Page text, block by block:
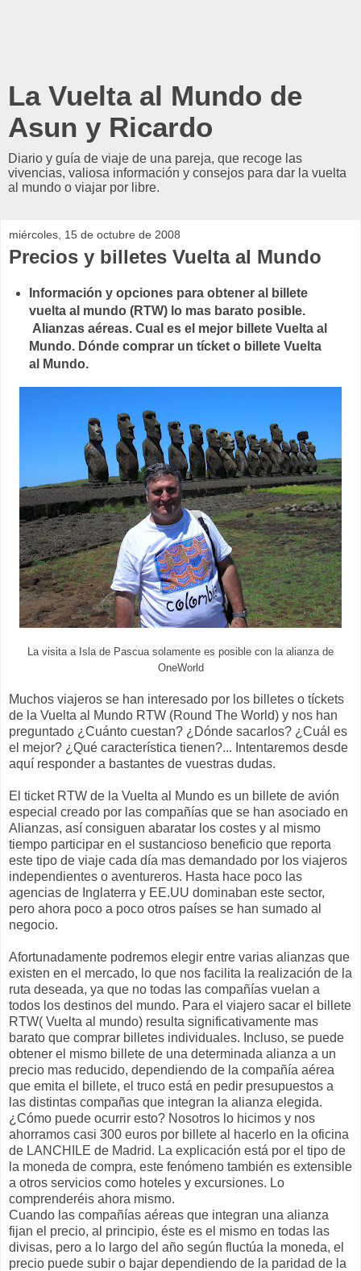
La Vuelta al Mundo de
Asun y Ricardo
Diario y guía de viaje de una pareja, que recoge las
vivencias, valiosa información y consejos para dar la vuelta
al mundo o viajar por libre.
miércoles, 15 de octubre de 2008
Precios y billetes Vuelta al Mundo
Información y opciones para obtener al billete
vuelta al mundo (RTW) lo mas barato posible.
Alianzas aéreas. Cual es el mejor billete Vuelta al
Mundo. Dónde comprar un tícket o billete Vuelta
al Mundo.
La visita a Isla de Pascua solamente es posible con la alianza de
OneWorld
Muchos viajeros se han interesado por los billetes o tíckets
de la Vuelta al Mundo RTW (Round The World) y nos han
preguntado ¿Cuánto cuestan? ¿Dónde sacarlos? ¿Cuál es
el mejor? ¿Qué característica tienen?... Intentaremos desde
aquí responder a bastantes de vuestras dudas.
El ticket RTW de la Vuelta al Mundo es un billete de avión
especial creado por las compañías que se han asociado en
Alianzas, así consiguen abaratar los costes y al mismo
tiempo participar en el sustancioso beneficio que reporta
este tipo de viaje cada día mas demandado por los viajeros
independientes o aventureros. Hasta hace poco las
agencias de Inglaterra y EE.UU dominaban este sector,
pero ahora poco a poco otros países se han sumado al
negocio.
Afortunadamente podremos elegir entre varias alianzas que
existen en el mercado, lo que nos facilita la realización de la
ruta deseada, ya que no todas las compañías vuelan a
todos los destinos del mundo. Para el viajero sacar el billete
RTW( Vuelta al mundo) resulta significativamente mas
barato que comprar billetes individuales. Incluso, se puede
obtener el mismo billete de una determinada alianza a un
precio mas reducido, dependiendo de la compañía aérea
que emita el billete, el truco está en pedir presupuestos a
las distintas compañas que integran la alianza elegida.
¿Cómo puede ocurrir esto? Nosotros lo hicimos y nos
ahorramos casi 300 euros por billete al hacerlo en la oficina
de LANCHILE de Madrid. La explicación está por el tipo de
la moneda de compra, este fenómeno también es extensible
a otros servicios como hoteles y excursiones. Lo
comprenderéis ahora mismo.
Cuando las compañías aéreas que integran una alianza
fijan el precio, al principio, éste es el mismo en todas las
divisas, pero a lo largo del año según fluctúa la moneda, el
precio puede subir o bajar dependiendo de la paridad de la